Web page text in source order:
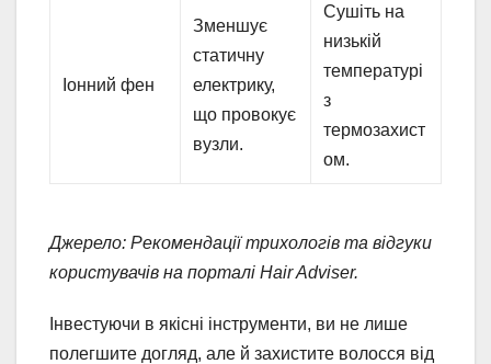
Іонний фен
Зменшує
статичну
електрику,
що провокує
вузли.
Сушіть на
низькій
температурі
з
термозахист
ом.
Джерело: Рекомендації трихологів та відгуки
користувачів на порталі Hair Adviser.
Інвестуючи в якісні інструменти, ви не лише
полегшите догляд, але й захистите волосся від